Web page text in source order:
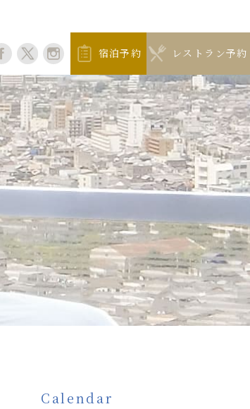
宿泊予約 レストラン予約
Calendar